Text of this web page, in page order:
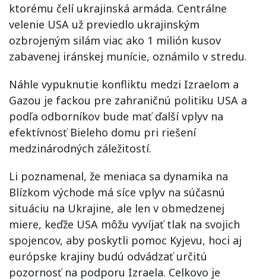
ktorému čelí ukrajinská armáda. Centrálne
velenie USA už previedlo ukrajinským
ozbrojeným silám viac ako 1 milión kusov
zabavenej iránskej munície, oznámilo v stredu.
Náhle vypuknutie konfliktu medzi Izraelom a
Gazou je fackou pre zahraničnú politiku USA a
podľa odborníkov bude mať ďalší vplyv na
efektívnosť Bieleho domu pri riešení
medzinárodných záležitostí.
Li poznamenal, že meniaca sa dynamika na
Blízkom východe má síce vplyv na súčasnú
situáciu na Ukrajine, ale len v obmedzenej
miere, keďže USA môžu vyvíjať tlak na svojich
spojencov, aby poskytli pomoc Kyjevu, hoci aj
európske krajiny budú odvádzať určitú
pozornosť na podporu Izraela. Celkovo je